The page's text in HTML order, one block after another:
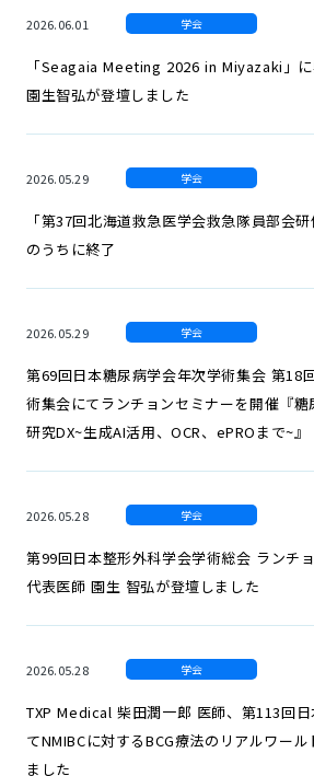
2026.06.01 学会
「Seagaia Meeting 2026 in Miyazaki」
園生智弘が登壇しました
2026.05.29 学会
「第37回北海道救急医学会救急隊員部会
のうちに終了
2026.05.29 学会
第69回日本糖尿病学会年次学術集会 第18
術集会にてランチョンセミナーを開催『
研究DX~生成AI活用、OCR、ePROまで~』
2026.05.28 学会
第99回日本整形外科学会学術総会 ランチ
代表医師 園生 智弘が登壇しました
2026.05.28 学会
TXP Medical 柴田潤一郎 医師、第113回
てNMIBCに対するBCG療法のリアルワー
ました